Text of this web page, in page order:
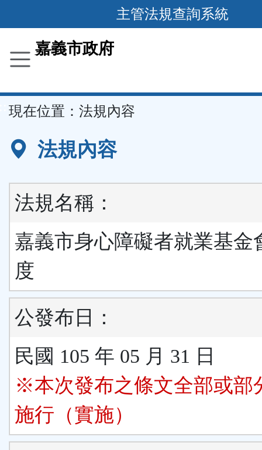
內
容
主管法規查詢系統
嘉義市政府
現在位置： 法規內容
法規內容
法規名稱：
嘉義市身心障礙者就業基金
度
公發布日：
民國 105 年 05 月 31 日
※本次發布之條文全部或部
施行（實施）